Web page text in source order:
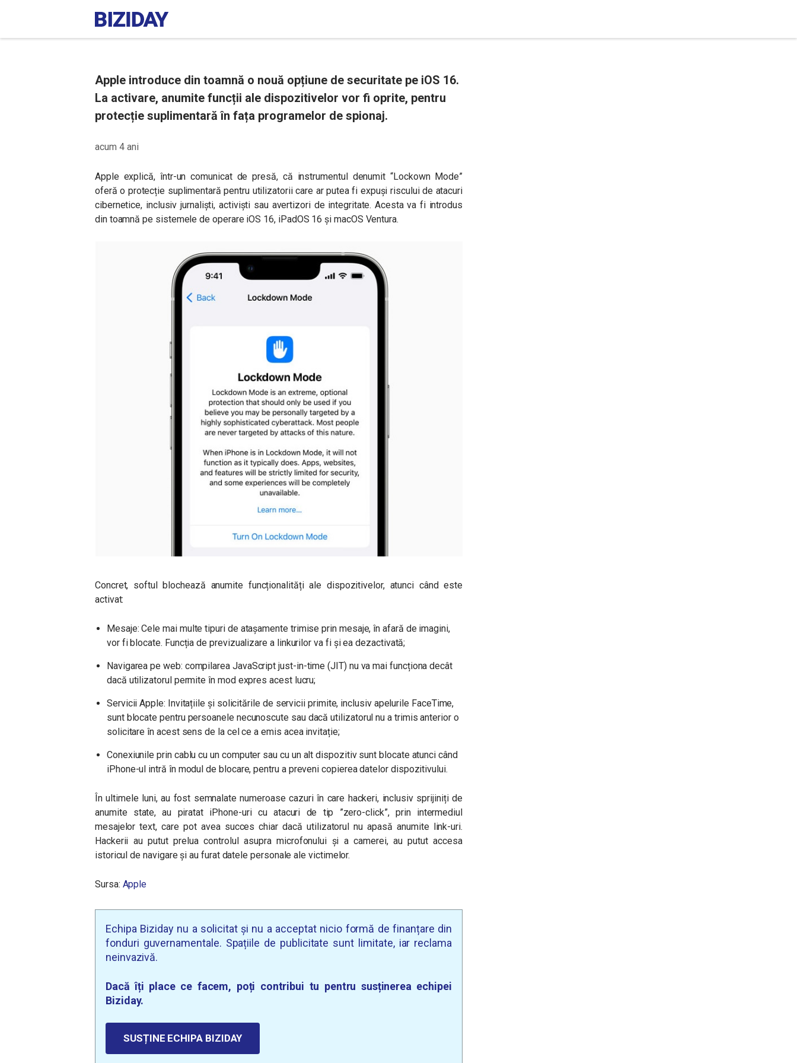
Apple introduce din toamnă o nouă opțiune de securitate pe iOS 16.
La activare, anumite funcții ale dispozitivelor vor fi oprite, pentru
protecție suplimentară în fața programelor de spionaj.
acum 4 ani
Apple explică, într-un comunicat de presă, că instrumentul denumit “Lockown Mode”
oferă o protecție suplimentară pentru utilizatorii care ar putea fi expuși riscului de atacuri
cibernetice, inclusiv jurnaliști, activiști sau avertizori de integritate. Acesta va fi introdus
din toamnă pe sistemele de operare iOS 16, iPadOS 16 și macOS Ventura.
Concret, softul blochează anumite funcționalități ale dispozitivelor, atunci când este
activat:
Mesaje: Cele mai multe tipuri de atașamente trimise prin mesaje, în afară de imagini,
vor fi blocate. Funcția de previzualizare a linkurilor va fi și ea dezactivată;
Navigarea pe web: compilarea JavaScript just-in-time (JIT) nu va mai funcționa decât
dacă utilizatorul permite în mod expres acest lucru;
Servicii Apple: Invitațiile și solicitările de servicii primite, inclusiv apelurile FaceTime,
sunt blocate pentru persoanele necunoscute sau dacă utilizatorul nu a trimis anterior o
solicitare în acest sens de la cel ce a emis acea invitație;
Conexiunile prin cablu cu un computer sau cu un alt dispozitiv sunt blocate atunci când
iPhone-ul intră în modul de blocare, pentru a preveni copierea datelor dispozitivului.
În ultimele luni, au fost semnalate numeroase cazuri în care hackeri, inclusiv sprijiniți de
anumite state, au piratat iPhone-uri cu atacuri de tip ”zero-click”, prin intermediul
mesajelor text, care pot avea succes chiar dacă utilizatorul nu apasă anumite link-uri.
Hackerii au putut prelua controlul asupra microfonului și a camerei, au putut accesa
istoricul de navigare și au furat datele personale ale victimelor.
Sursa: Apple
Echipa Biziday nu a solicitat și nu a acceptat nicio formă de finanțare din
fonduri guvernamentale. Spațiile de publicitate sunt limitate, iar reclama
neinvazivă.
Dacă îți place ce facem, poți contribui tu pentru susținerea echipei
Biziday.
SUSȚINE ECHIPA BIZIDAY